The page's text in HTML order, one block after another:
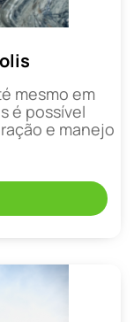
mesmo em
é possível
e manejo